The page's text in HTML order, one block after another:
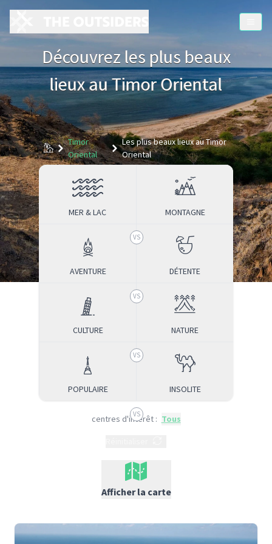
Découvrez les plus beaux
lieuxau Timor Oriental
Accueil
Timor
Oriental
Les plus beaux lieux au Timor
Oriental
MER & LAC
AVENTURE
CULTURE
POPULAIRE
MONTAGNE
DÉTENTE
NATURE
INSOLITE
centres d'intérêt: Tous
Afficher la carte